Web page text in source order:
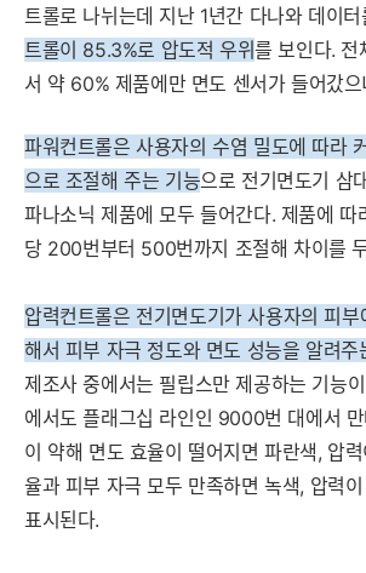
트롤로 나뉘는데 지난 1년간 다나와 데이
트롤이 85.3%로 압도적 우위를 보인다. 전
서 약 60% 제품에만 면도 센서가 들어갔으
파워컨트롤은 사용자의 수염 밀도에 따라
으로 조절해 주는 기능으로 전기면도기 삼
파나소닉 제품에 모두 들어간다. 제품에 따
당 200번부터 500번까지 조절해 차이를
압력컨트롤은 전기면도기가 사용자의 피부
해서 피부 자극 정도와 면도 성능을 알려주
제조사 중에서는 필립스만 제공하는 기능
에서도 플래그십 라인인 9000번 대에서
이 약해 면도 효율이 떨어지면 파란색, 압
율과 피부 자극 모두 만족하면 녹색, 압력
표시된다.